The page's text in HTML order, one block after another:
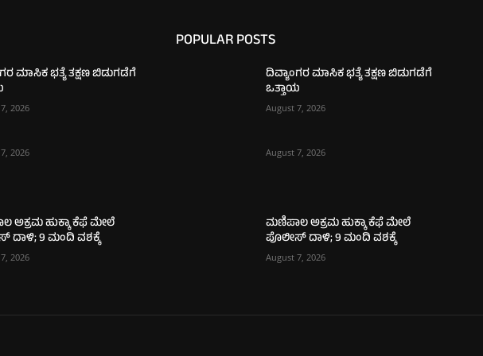
ಮಾಸಿಕ ಭತ್ಯೆ ತಕ್ಷಣ ಬಿಡುಗಡೆಗೆ
2026
2026
ಅಕ್ರಮ ಹುಕ್ಕಾ ಕೆಫೆ ಮೇಲೆ
ದಾಳಿ; 9 ಮಂದಿ ವಶಕ್ಕೆ
2026
POPULAR POSTS
ದಿವ್ಯಾಂಗರ ಮಾಸಿಕ ಭತ್ಯೆ ತಕ್ಷಣ ಬಿಡುಗಡೆಗೆ
ಒತ್ತಾಯ
August 7, 2026
August 7, 2026
ಮಣಿಪಾಲ ಅಕ್ರಮ ಹುಕ್ಕಾ ಕೆಫೆ ಮೇಲೆ
ಪೊಲೀಸ್ ದಾಳಿ; 9 ಮಂದಿ ವಶಕ್ಕೆ
August 7, 2026